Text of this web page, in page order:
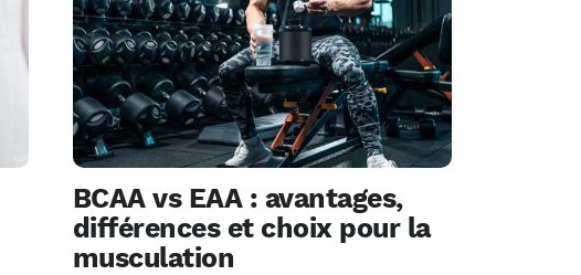
BCAA vs EAA : avantages,
différences et choix pour la
musculation